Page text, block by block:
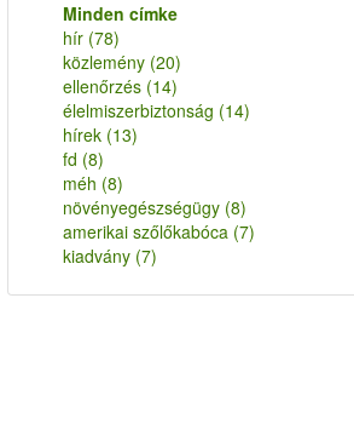
Minden címke
hír (78)
közlemény (20)
ellenőrzés (14)
élelmiszerbiztonság (14)
hírek (13)
fd (8)
méh (8)
növényegészségügy (8)
amerikai szőlőkabóca (7)
kiadvány (7)